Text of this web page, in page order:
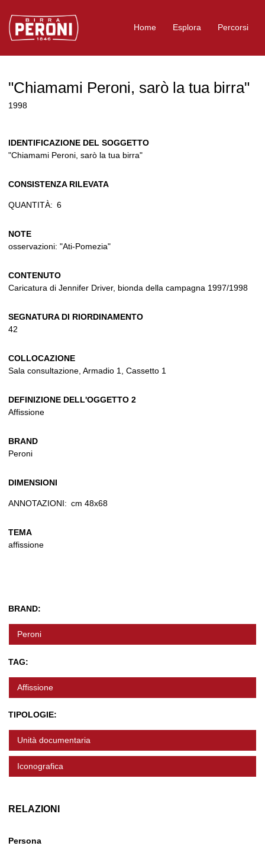
Logo Birra Peroni
Home Esplora Percorsi
"Chiamami Peroni, sarò la tua birra"
1998
IDENTIFICAZIONE DEL SOGGETTO
"Chiamami Peroni, sarò la tua birra"
CONSISTENZA RILEVATA
QUANTITÀ: 6
NOTE
osservazioni: "Ati-Pomezia"
CONTENUTO
Caricatura di Jennifer Driver, bionda della campagna 1997/1998
SEGNATURA DI RIORDINAMENTO
42
COLLOCAZIONE
Sala consultazione, Armadio 1, Cassetto 1
DEFINIZIONE DELL'OGGETTO 2
Affissione
BRAND
Peroni
DIMENSIONI
ANNOTAZIONI: cm 48x68
TEMA
affissione
BRAND:
Peroni
TAG:
Affissione
TIPOLOGIE:
Unità documentaria
Iconografica
RELAZIONI
Persona